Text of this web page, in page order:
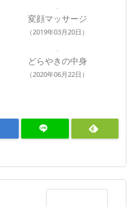
変顔マッサージ
（2019年03月20日）
どらやきの中身
（2020年06月22日）